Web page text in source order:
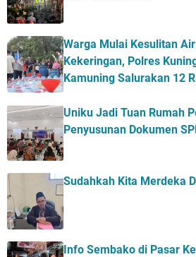
Warga Mulai Kesulitan
Kekeringan, Polres
Kamuning Salurakan 12
Uniku Jadi Tuan Rumah
Penyusunan Dokumen
Sudahkah Kita Merdeka
Info Sembako di Pasar